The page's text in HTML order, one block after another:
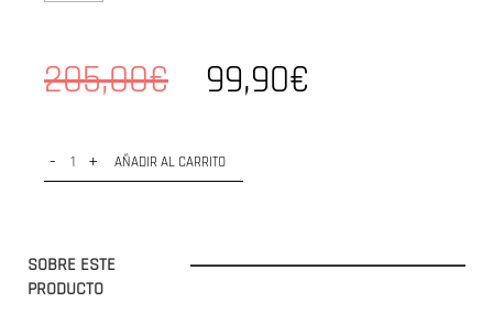
205,00€ 99,90€
- + AÑADIR AL CARRITO
SOBRE ESTE
PRODUCTO